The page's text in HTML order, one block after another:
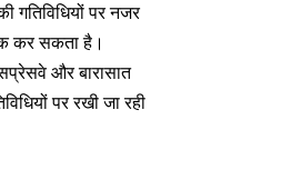
गतिविधियों पर नजर
कर सकता है।
और बारासात
पर रखी जा रही